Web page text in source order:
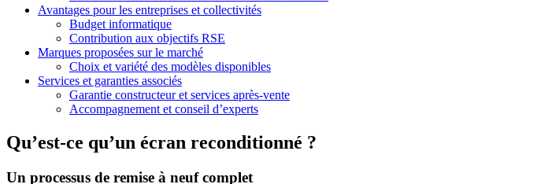
Avantages pour les entreprises et collectivités
Budget informatique
Contribution aux objectifs RSE
Marques proposées sur le marché
Choix et variété des modèles disponibles
Services et garanties associés
Garantie constructeur et services après-vente
Accompagnement et conseil d’experts
Qu’est-ce qu’un écran reconditionné ?
Un processus de remise à neuf complet